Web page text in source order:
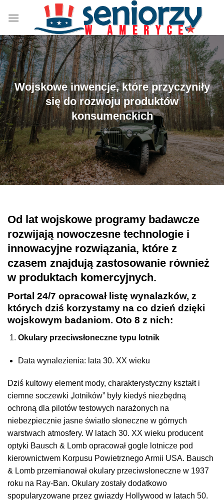
zawartości
Wojskowe inwencje, które przyczyniły
się do rozwoju produktów
konsumenckich
Od lat wojskowe programy badawcze
rozwijają nowoczesne technologie i
innowacyjne rozwiązania, które z
czasem znajdują zastosowanie również
w produktach komercyjnych.
Portal 24/7 opracował listę wynalazków, z
których dziś korzystamy na co dzień dzięki
wojskowym badaniom. Oto 8 z nich:
Okulary przeciwsłoneczne typu lotnik
Data wynalezienia: lata 30. XX wieku
Dziś kultowy element mody, charakterystyczny kształt i
ciemne soczewki „lotników” były kiedyś niezbędną
ochroną dla pilotów testowych narażonych na
niebezpiecznie jasne światło słoneczne w górnych
warstwach atmosfery. W latach 30. XX wieku producent
optyki Bausch & Lomb opracował gogle lotnicze pod
kierownictwem Korpusu Powietrznego Armii USA. Bausch
& Lomb przemianował okulary przeciwsłoneczne w 1937
roku na Ray-Ban. Okulary zostały dodatkowo
spopularyzowane przez gwiazdy Hollywood w latach 50.